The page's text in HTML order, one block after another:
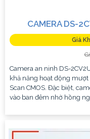
CAMERA DS-
Giá
Camera an ninh DS-
khả năng hoạt động
Scan CMOS. Đặc biệt,
vào ban đêm nhờ hồng